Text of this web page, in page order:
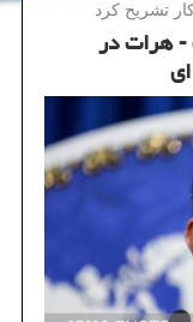
تشریح كرد
- هرات در